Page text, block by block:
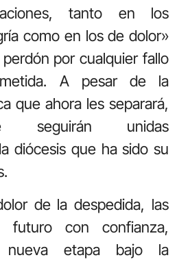
tanto en los
como en los de dolor»
por cualquier fallo
A pesar de la
que ahora les separará,
seguirán unidas
diócesis que ha sido su
de la despedida, las
futuro con confianza,
nueva etapa bajo la